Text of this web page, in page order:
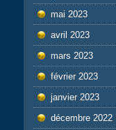
mai 2023
avril 2023
mars 2023
février 2023
janvier 2023
décembre 2022